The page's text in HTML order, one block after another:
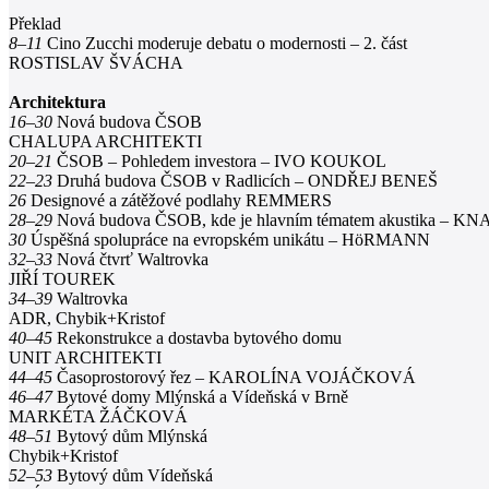
Překlad
8–11 Cino Zucchi moderuje debatu o modernosti – 2. část
ROSTISLAV ŠVÁCHA
Architektura
16–30 Nová budova ČSOB
CHALUPA ARCHITEKTI
20–21 ČSOB – Pohledem investora – IVO KOUKOL
22–23 Druhá budova ČSOB v Radlicích – ONDŘEJ BENEŠ
26 Designové a zátěžové podlahy REMMERS
28–29 Nová budova ČSOB, kde je hlavním tématem akustika –
30 Úspěšná spolupráce na evropském unikátu – HöRMANN
32–33 Nová čtvrť Waltrovka
JIŘÍ TOUREK
34–39 Waltrovka
ADR, Chybik+Kristof
40–45 Rekonstrukce a dostavba bytového domu
UNIT ARCHITEKTI
44–45 Časoprostorový řez – KAROLÍNA VOJÁČKOVÁ
46–47Bytové domy Mlýnská a Vídeňská v Brně
MARKÉTA ŽÁČKOVÁ
48–51 Bytový dům Mlýnská
Chybik+Kristof
52–53 Bytový dům Vídeňská